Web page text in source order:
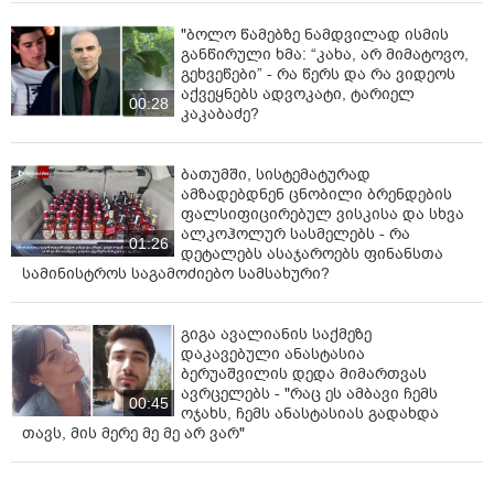
კერძოდ, 2026-2027 სასწავლო წელს, თსუ-ში არსებულ
პროგრამებზე, ჯამურად, მისაღებ სტუდენტთა ოდენობა
6650-ით განისაზღვრა.
საქართველოს ტექნიკური უნივერსიტეტის
ილიას უნივერსიტეტს, სასწავლებელში არსებულ
პროგრამებზე, ჯამურად, 300 სტუდენტის მიღების
შესაძლებლობა ექნება.
ასევე, თბილისის სახელმწიფო უნივერსიტეტი
სტუდენტებს მიიღებს ისეთ მიმართულებებზე,
როგორიცაა ზუსტი და საბუნებისმეტყველო
მეცნიერებები; ჰუმანიტარული მეცნიერებები,
პედაგოგიკის გამოკლებით; სამართალი; ეკონომიკა
და ბიზნესის ადმინისტრირება; სოციალური და
პოლიტიკური მეცნიერებები. საქართველოს ტექნიკურ
უნივერსიტეტში მიღება გამოცხადდება საინჟინრო-
ტექნიკურ დისციპლინებზე. თბილისის სახელმწიფო
00:28
"ბოლო წამებზე ნამდვილად ისმის
განწირული ხმა: “კახა, არ მიმატოვო,
გეხვეწები” - რა წერს და რა ვიდეოს
აქვეყნებს ადვოკატი, ტარიელ
კაკაბაძე?
01:26
ბათუმში, სისტემატურად
ამზადებდნენ ცნობილი ბრენდების
ფალსიფიცირებულ ვისკისა და სხვა
ალკოჰოლურ სასმელებს - რა
დეტალებს ასაჯაროებს ფინანსთა
სამინისტროს საგამოძიებო სამსახური?
00:45
გიგა ავალიანის საქმეზე
დაკავებული ანასტასია
ბერუაშვილის დედა მიმართვას
ავრცელებს - "რაც ეს ამბავი ჩემს
ოჯახს, ჩემს ანასტასიას გადახდა
თავს, მის მერე მე მე არ ვარ"